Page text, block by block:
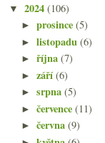
▼ 2024 (106)
►prosince(5)
►listopadu(6)
►října(7)
►září(6)
►srpna(5)
►července(11)
►června(9)